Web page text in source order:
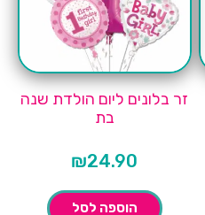
זר בלונים ליום הולדת שנה
בת
₪24.90
הוספה לסל